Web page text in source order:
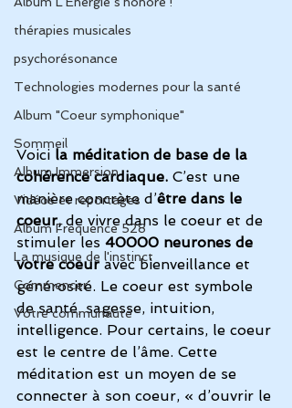
thérapies musicales
psychorésonance
Technologies modernes pour la santé
Album "Coeur symphonique"
Sommeil
Album Immersion
Vidéos et reportages
Album Fréquence 528
La musique de l'instinct
Commencer
Votre communauté
Voici la méditation de base de la
cohérence cardiaque. C’est une
manière concrète d’être dans le
coeur, de vivre dans le coeur et de
stimuler les 40000 neurones de
votre coeur avec bienveillance et
générosité. Le coeur est symbole
de santé, sagesse, intuition,
intelligence. Pour certains, le coeur
est le centre de l’âme. Cette
méditation est un moyen de se
connecter à son coeur, « d’ouvrir le